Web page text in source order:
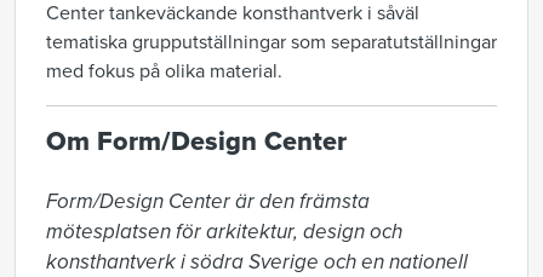
Center tankeväckande konsthantverk i såväl
tematiska grupputställningar som separatutställningar
med fokus på olika material.
Om Form/Design Center
Form/Design Center är den främsta
mötesplatsen för arkitektur, design och
konsthantverk i södra Sverige och en nationell